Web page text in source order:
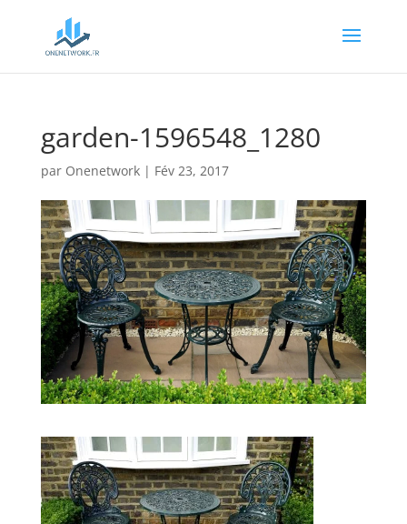
garden-1596548_1280
par Onenetwork| Fév 23, 2017